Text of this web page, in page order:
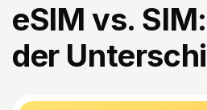
eSIM vs.
der